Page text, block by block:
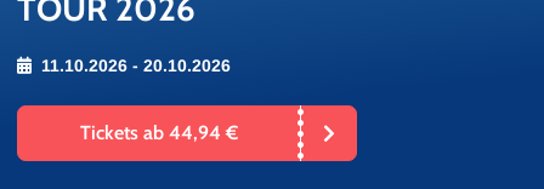
TOUR 2026
11.10.2026 - 20.10.2026
Tickets ab 44,94 €